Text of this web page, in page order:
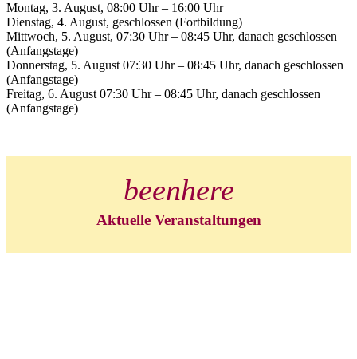
Montag, 3. August, 08:00 Uhr – 16:00 Uhr
Dienstag, 4. August, geschlossen (Fortbildung)
Mittwoch, 5. August, 07:30 Uhr – 08:45 Uhr, danach geschlossen
(Anfangstage)
Donnerstag, 5. August 07:30 Uhr – 08:45 Uhr, danach geschlossen
(Anfangstage)
Freitag, 6. August 07:30 Uhr – 08:45 Uhr, danach geschlossen
(Anfangstage)
beenhere
Aktuelle Veranstaltungen